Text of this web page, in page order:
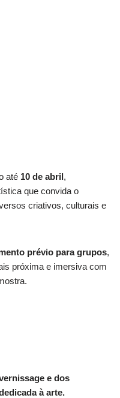
até 10 de abril,
que convida o
criativos, culturais e
prévio para grupos,
próxima e imersiva com
e dos
à arte.